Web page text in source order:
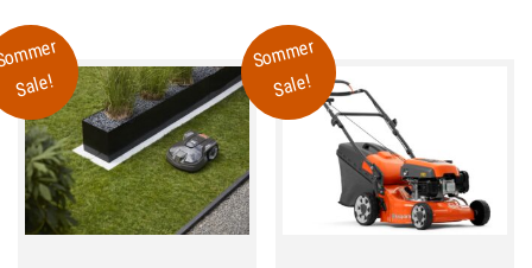
Optionen
können
auf
der
Produktseite
gewählt
werden
Sale!
Sommer
Sale!